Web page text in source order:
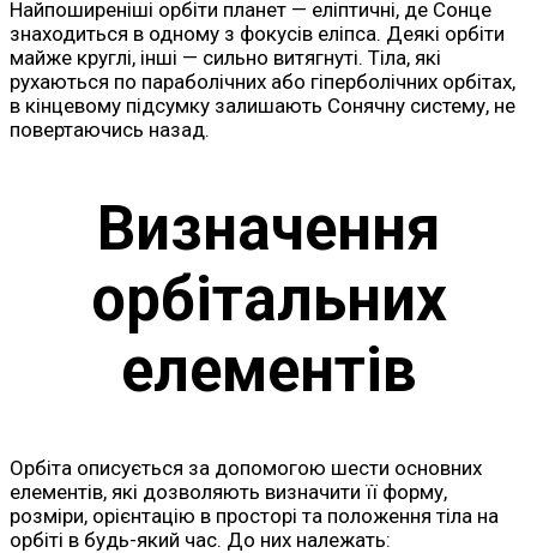
Найпоширеніші орбіти планет — еліптичні, де Сонце
знаходиться в одному з фокусів еліпса. Деякі орбіти
майже круглі, інші — сильно витягнуті. Тіла, які
рухаються по параболічних або гіперболічних орбітах,
в кінцевому підсумку залишають Сонячну систему, не
повертаючись назад.
Визначення
орбітальних
елементів
Орбіта описується за допомогою шести основних
елементів, які дозволяють визначити її форму,
розміри, орієнтацію в просторі та положення тіла на
орбіті в будь-який час. До них належать: